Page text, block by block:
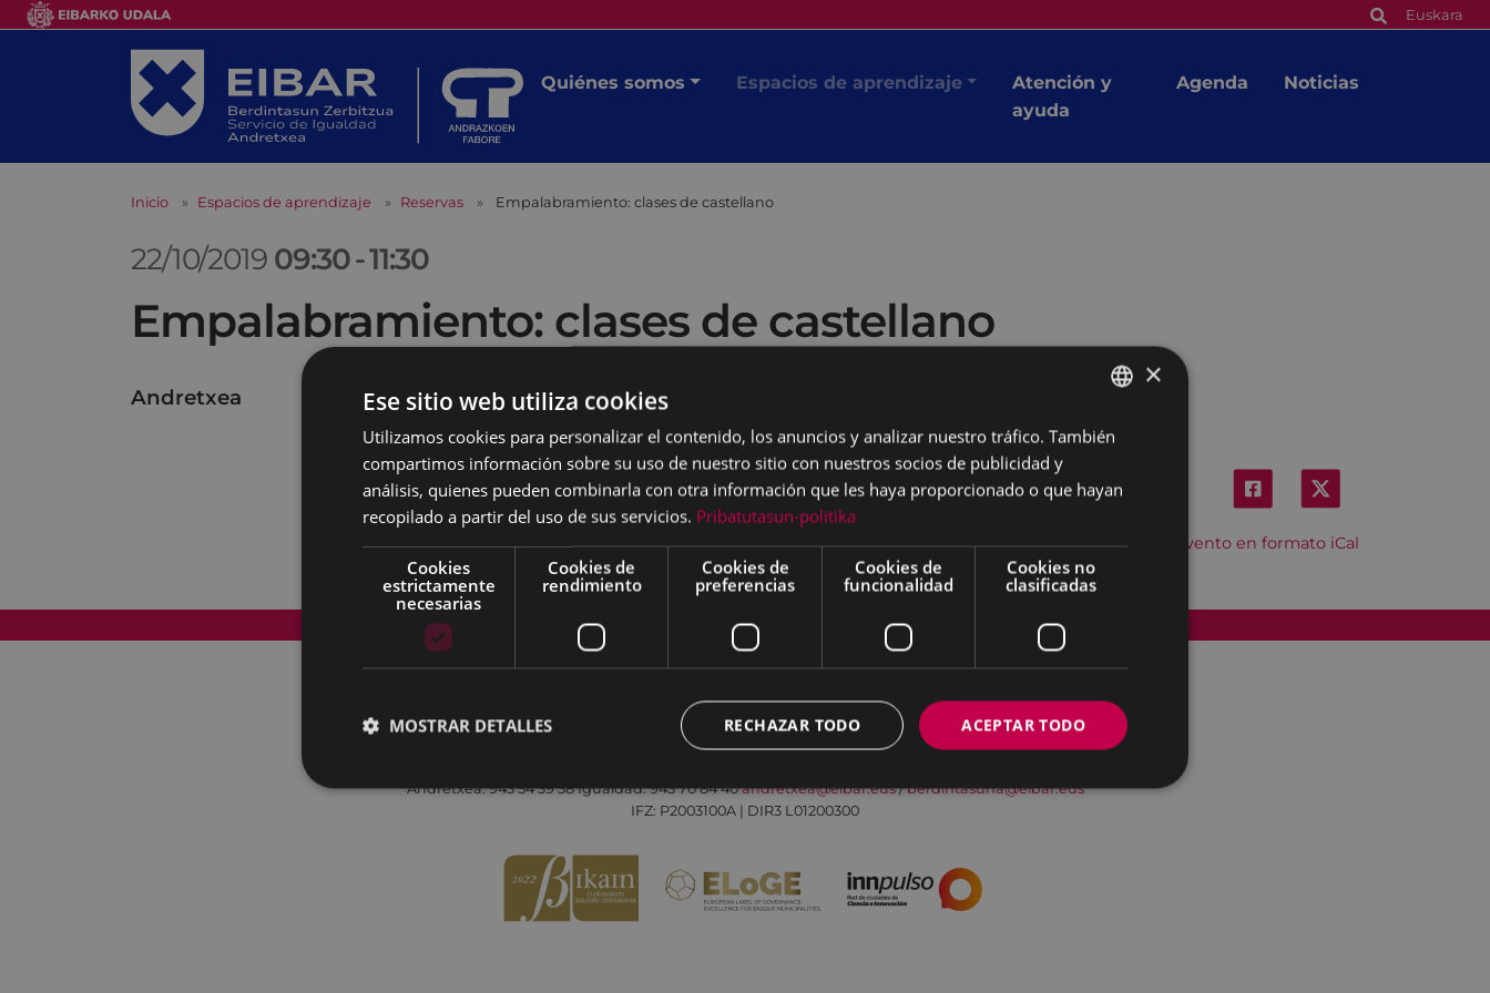
Euskara
Quiénes somos Espacios de aprendizaje
Atención y
ayuda
Agenda Noticias
Inicio Espacios de aprendizaje Reservas Empalabramiento: clases de castellano
22/10/2019 09:30-11:30
Empalabramiento: clases de castellano
Andretxea
Descargar el evento en formato iCal
Mapa del Sitio Aviso legal Política de cookies Contacto Accesibilidad
Todas las redes sociales del Ayuntamiento
Andretxea: 943 54 39 38Igualdad: 943 70 84 40andretxea@eibar.eus/berdintasuna@eibar.eus
IFZ: P2003100A | DIR3 L01200300
BASQUE
×
Ese sitio web utiliza cookies
Utilizamos cookies para personalizar el contenido, los anuncios y analizar nuestro tráfico. También
compartimos información sobre su uso de nuestro sitio con nuestros socios de publicidad y
análisis, quienes pueden combinarla con otra información que les haya proporcionado o que hayan
recopilado a partir del uso de sus servicios. Pribatutasun-politika
Cookies
estrictamente
necesarias
Cookies de
rendimiento
Cookies de
preferencias
Cookies de
funcionalidad
Cookies no
clasificadas
ACEPTAR TODO
RECHAZAR TODO
MOSTRAR DETALLES